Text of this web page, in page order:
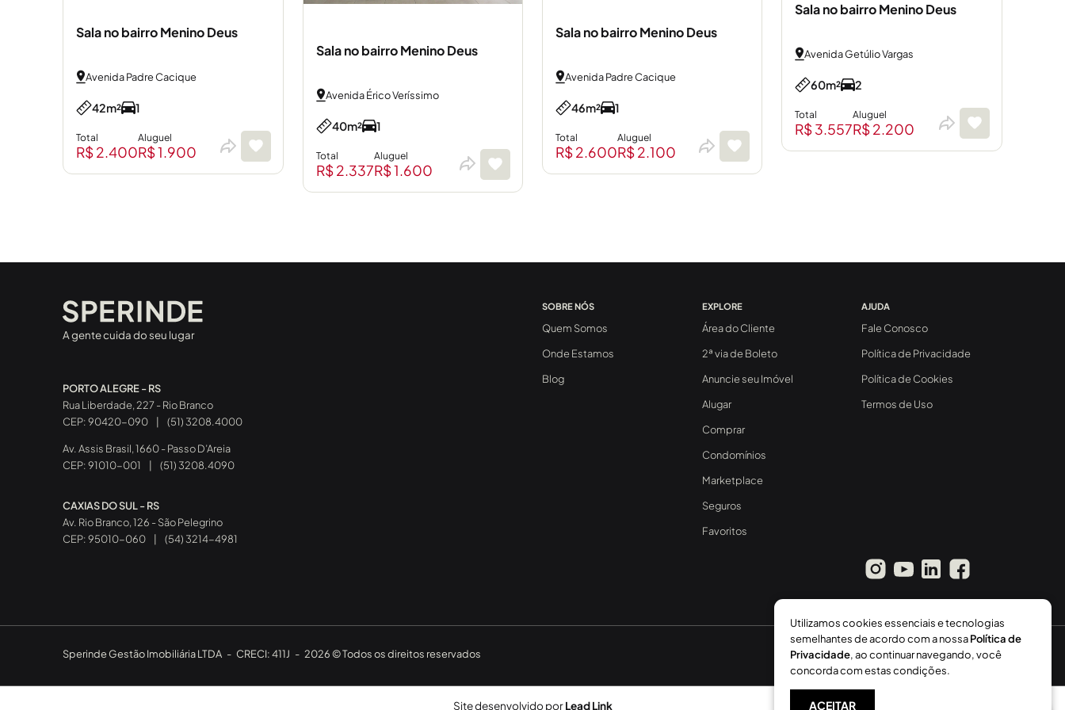
Sala no bairro Menino Deus
Avenida Padre Cacique
42m² 1
Total
R$ 2.400
Aluguel
R$ 1.900
Sala no bairro Menino Deus
Avenida Érico Veríssimo
40m² 1
Total
R$ 2.337
Aluguel
R$ 1.600
Sala no bairro Menino Deus
Avenida Padre Cacique
46m² 1
Total
R$ 2.600
Aluguel
R$ 2.100
Sala no bairro Menino Deus
Avenida Getúlio Vargas
60m² 2
Total
R$ 3.557
Aluguel
R$ 2.200
A gente cuida do seu lugar
PORTO ALEGRE - RS
Rua Liberdade, 227 - Rio Branco
CEP: 90420-090
(51) 3208.4000
Av. Assis Brasil, 1660 - Passo D’Areia
CEP: 91010-001
| (51) 3208.4090
CAXIAS DO SUL - RS
Av. Rio Branco, 126 - São Pelegrino
CEP: 95010-060
(54) 3214-4981
SOBRE NÓS
Quem Somos
Onde Estamos
Blog
EXPLORE
Área do Cliente
2ª via de Boleto
Anuncie seu Imóvel
Alugar
Comprar
Condomínios
Marketplace
Seguros
Favoritos
AJUDA
Fale Conosco
Política de Privacidade
Política de Cookies
Termos de Uso
Sperinde Gestão Imobiliária LTDA - CRECI: 411J - 2026 © Todos os direitos reservados
Site desenvolvido porLead Link
Utilizamos cookies essenciais e tecnologias
semelhantes de acordo com a nossaPolítica de
Privacidade, ao continuar navegando, você
concorda com estas condições.
ACEITAR